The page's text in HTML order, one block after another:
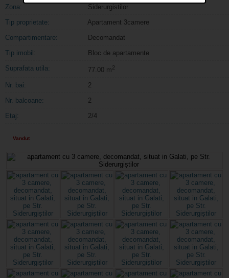
Zona:
Siderurgistilor
Tip proprietate:
Apartament 3camere
Compartimentare:
Decomandat
Tip imobil:
Bloc de apartamente
Suprafata utila:
77.00 m2
Nr. bai:
2
Nr. balcoane:
2
Etaj:
2/4
Vandut